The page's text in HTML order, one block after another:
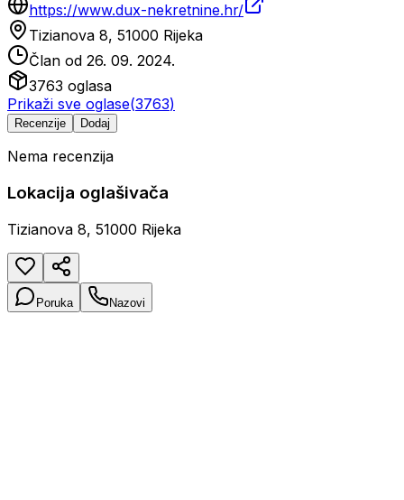
https://www.dux-nekretnine.hr/
Tizianova 8, 51000 Rijeka
Član od 26. 09. 2024.
3763 oglasa
Prikaži sve oglase(3763)
Recenzije Dodaj
Nema recenzija
Lokacija oglašivača
Tizianova 8, 51000 Rijeka
Poruka Nazovi